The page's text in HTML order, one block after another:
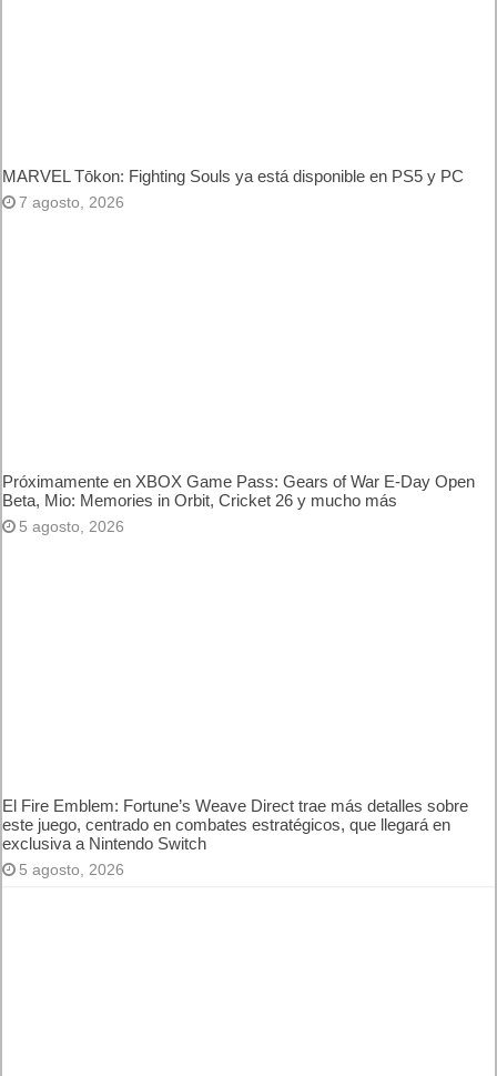
MARVEL Tōkon: Fighting Souls ya está disponible en PS5 y
PC
7 agosto, 2026
Próximamente en XBOX Game Pass: Gears of War E-Day
Open Beta, Mio: Memories in Orbit, Cricket 26 y mucho más
5 agosto, 2026
El Fire Emblem: Fortune’s Weave Direct trae más detalles
sobre este juego, centrado en combates estratégicos, que
llegará en exclusiva a Nintendo Switch
5 agosto, 2026